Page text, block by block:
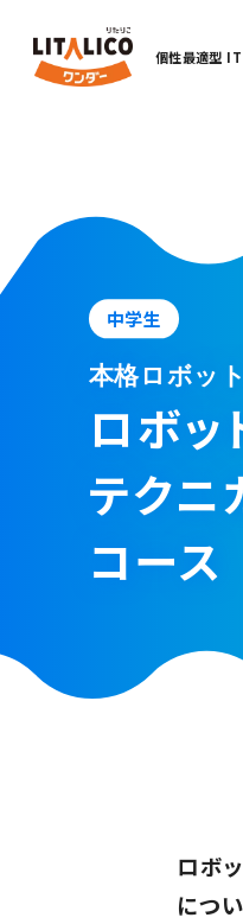
個性最適型
中学生
本格ロボッ
ロボッ
テクニ
コース
ロボ
につ